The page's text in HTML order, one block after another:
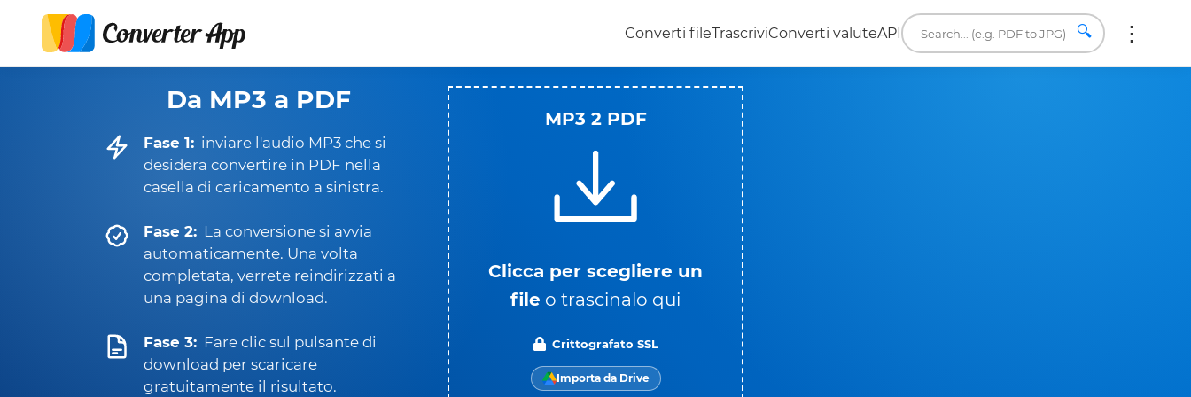
Converti fileTrascriviConverti valuteAPI 🔍
Da MP3 a PDF
Fase 1: inviare l'audio MP3 che si
desidera convertire in PDF nella
casella di caricamento a sinistra.
Fase 2: La conversione si avvia
automaticamente. Una volta
completata, verrete reindirizzati a
una pagina di download.
Fase 3: Fare clic sul pulsante di
download per scaricare
gratuitamente il risultato.
MP3 2 PDF
Clicca per scegliere un
file o trascinalo qui
Crittografato SSL
Importa da Drive